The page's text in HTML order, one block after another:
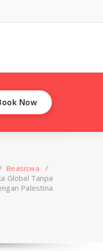
Now
Beasiswa /
Global Tanpa
Palestina